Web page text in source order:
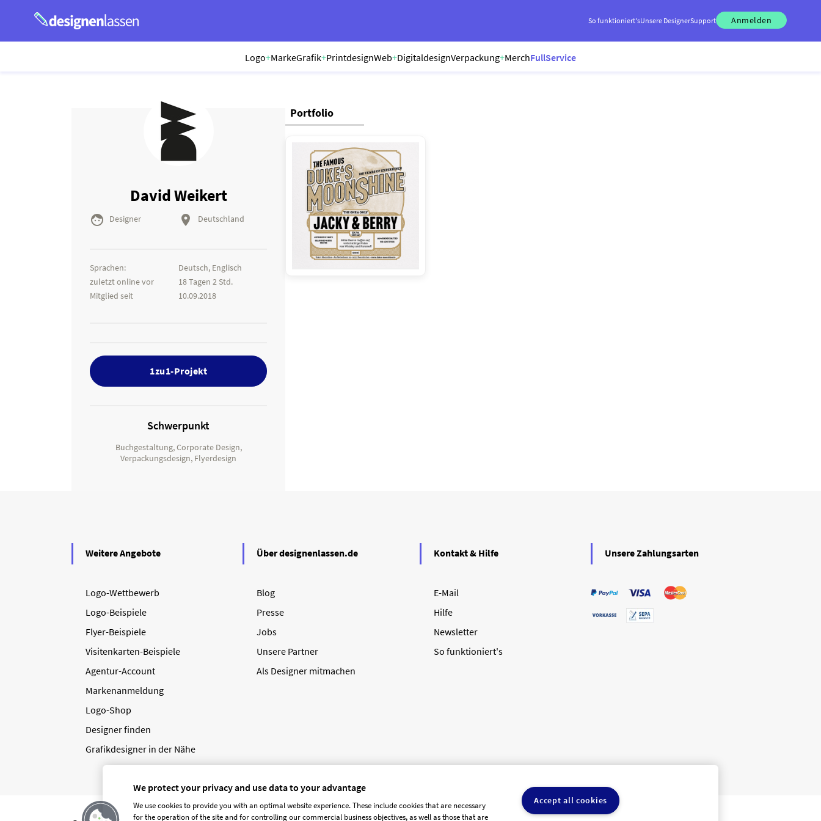
So funktioniert'sUnsere DesignerSupport Anmelden
Logo+MarkeGrafik+PrintdesignWeb+DigitaldesignVerpackung+MerchFullService
David Weikert
 Designer  Deutschland
Sprachen:
Deutsch, Englisch
zuletzt online vor
18 Tagen 2 Std.
Mitglied seit
10.09.2018
1zu1-Projekt
Schwerpunkt
Buchgestaltung, Corporate Design,
Verpackungsdesign, Flyerdesign
Portfolio
Weitere Angebote
Logo-Wettbewerb
Logo-Beispiele
Flyer-Beispiele
Visitenkarten-Beispiele
Agentur-Account
Markenanmeldung
Logo-Shop
Designer finden
Grafikdesigner in der Nähe
Über designenlassen.de
Blog
Presse
Jobs
Unsere Partner
Als Designer mitmachen
Kontakt & Hilfe
E-Mail
Hilfe
Newsletter
So funktioniert's
Unsere Zahlungsarten
We protect your privacy and use data to your advantage
We use cookies to provide you with an optimal website experience. These include cookies that are necessary
for the operation of the site and for controlling our commercial business objectives, as well as those that are
Accept all cookies